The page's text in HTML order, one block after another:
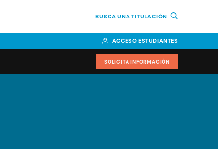
BUSCA UNA TITULACIÓN
ACCESO ESTUDIANTES
SOLICITA INFORMACIÓN